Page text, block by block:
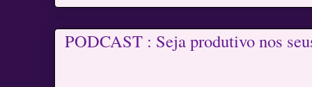
PODCAST : Seja produtivo nos